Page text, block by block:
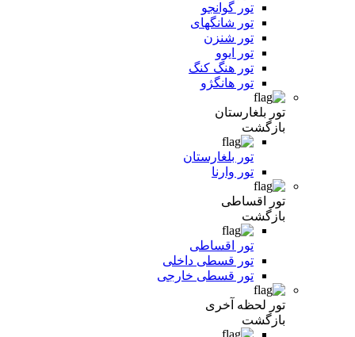
تور گوانجو
تور شانگهای
تور شنزن
تور ایوو
تور هنگ کنگ
تور هانگژو
تور بلغارستان
بازگشت
تور بلغارستان
تور وارنا
تور اقساطی
بازگشت
تور اقساطی
تور قسطی داخلی
تور قسطی خارجی
تور لحظه آخری
بازگشت